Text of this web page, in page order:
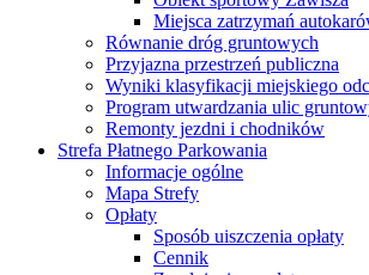
Miejsca zatrzymań
Równanie dróg gruntowych
Przyjazna przestrzeń publiczna
Wyniki klasyfikacji miejskiego
Program utwardzania ulic
Remonty jezdni i chodników
Strefa Płatnego Parkowania
Informacje ogólne
Mapa Strefy
Opłaty
Sposób uiszczenia opłaty
Cennik